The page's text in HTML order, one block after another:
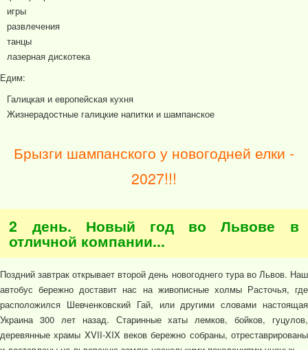
игры
развлечения
танцы
лазерная дискотека
Едим:
Галицкая и европейская кухня
Жизнерадостные галицкие напитки и шампанское
Брызги шампанского у новогодней елки -
2027!!!
2 день. Новый год во Львове в
отличной компании...
Поздний завтрак открывает второй день новогоднего тура во Львов. Наш
автобус бережно доставит нас на живописные холмы Расточья, где
расположился Шевченковский Гай, или другими словами настоящая
Украина 300 лет назад. Старинные хаты лемков, бойков, гуцулов,
деревянные храмы XVII-XIX веков бережно собраны, отреставрированы